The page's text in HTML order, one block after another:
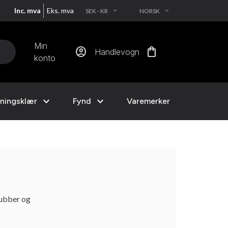
Inc. mva Eks. mva SEK - KR EXPAND_MORE NORSK EXPAND_MORE
Min
konto
account_circle Handlevogn shopping_bag
expand_more Fynd expand_more Varemerker
og